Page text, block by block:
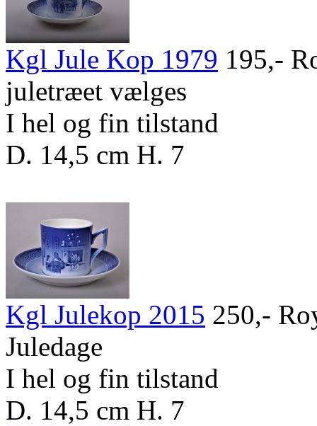
Kgl Jule Kop 1979 195,-
juletræet vælges
I hel og fin tilstand
D. 14,5 cm H. 7
Kgl Julekop 2015 250,-
Juledage
I hel og fin tilstand
D. 14,5 cm H. 7